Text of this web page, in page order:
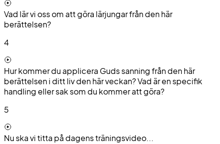
Vad lär vi oss om att göra lärjungar från den här
berättelsen?
4
Hur kommer du applicera Guds sanning från den här
berättelsen i ditt liv den här veckan? Vad är en specifik
handling eller sak som du kommer att göra?
5
Nu ska vi titta på dagens träningsvideo...